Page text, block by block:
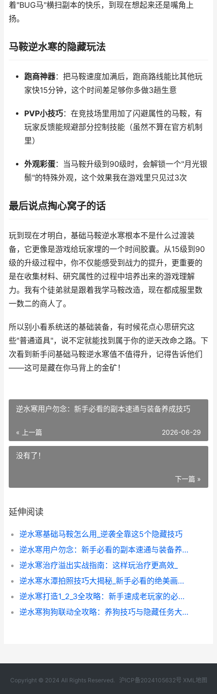
着"BUG马"横扫副本的快乐，到现在想起来还是嘴角上
扬。
马鞍逆水寒的隐藏玩法
跑商神器：把马鞍速度加满后，跑商路线能比其他玩
家快15分钟，这个时间差足够你多做3趟生意
PVP小技巧：在竞技场里用加了闪避属性的马鞍，有
玩家反馈能规避部分控制技能（虽然不算在官方机制
里）
外观彩蛋：当马鞍升级到90级时，会解锁一个"月光银
鬃"的特殊外观，这个效果我在游戏里只见过3次
最后说点掏心窝子的话
玩到现在才明白，基础马鞍逆水寒根本不是什么过渡装
备，它更像是游戏给玩家埋的一个时间胶囊。从15级到90
级的升级过程中，你不仅能感受到战力的提升，更重要的
是在收集材料、研究属性的过程中培养出来的游戏理解
力。我有个徒弟就是跟着我学马鞍改造，现在都成服里数
一数二的商人了。
所以别小看系统送的基础装备，有时候花点心思研究这
些"普通道具"，说不定就能找到属于你的逆天改命之路。下
次看到新手问基础马鞍逆水寒值不值得升，记得告诉他们
——这可是藏在你马背上的金矿！
逆水寒用户勿念：新手必看的副本速通与装备养成技巧
« 上一篇 2026-06-29
没有了！
下一篇 »
延伸阅读
逆水寒基础马鞍怎么用_逆袭全靠这5个隐藏技巧
逆水寒用户勿念：新手必看的副本速通与装备养成技巧
逆水寒治疗溢出实战指南：这样玩治疗更高效_
逆水寒水潭拍照技巧大揭秘_新手必看的绝美画面攻略
逆水寒打造1_2_3全攻略：新手速成老玩家的必修课
逆水寒狗狗联动全攻略：养狗技巧与隐藏任务大揭秘
Copyright © 2024 All Rights Reserved. 沪ICP备2024105632号 XML地图